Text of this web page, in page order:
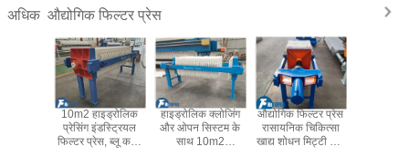
अधिक औद्योगिक फिल्टर प्रेस
10m2 हाइड्रोलिक
प्रेसिंग इंडस्ट्रियल
फिल्टर प्रेस, ब्लू कलर
हाइड्रोलिक क्लोजिंग
और ओपन सिस्टम के
साथ 10m2
औद्योगिक फिल्टर प्रेस
रासायनिक चिकित्सा
खाद्य शोधन मिट्टी और